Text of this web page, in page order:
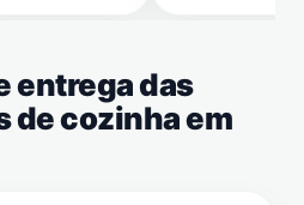
entrega das
de cozinha em